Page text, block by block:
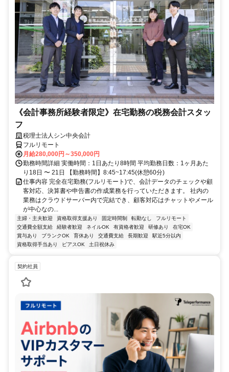
《会計事務所経験者限定》在宅勤務の税務会計スタッ
フ
税理士法人シン中央会計
フルリモート
月給280,000円～350,000円
勤務時間詳細 実働時間：1日あたり8時間 平均勤務日数：1ヶ月あた
り18日 〜 21日 【勤務時間】8:45~17:45(休憩60分)
仕事内容 完全在宅勤務(フルリモート)で、会計データのチェックや顧
客対応、決算書や申告書の作成業務を行っていただきます。 社内の
業務はクラウドサーバー内で完結でき、顧客対応はチャットやメール
が中心なの...
主婦・主夫歓迎 資格取得支援あり 固定時間制 転勤なし
フルリモート
交通費全額支給
経験者歓迎 ネイルOK 有資格者歓迎 研修あり
在宅OK
賞与あり
ブランクOK 育休あり 交通費支給 長期歓迎
駅近5分以内
資格取得手当あり
ピアスOK 土日祝休み
契約社員